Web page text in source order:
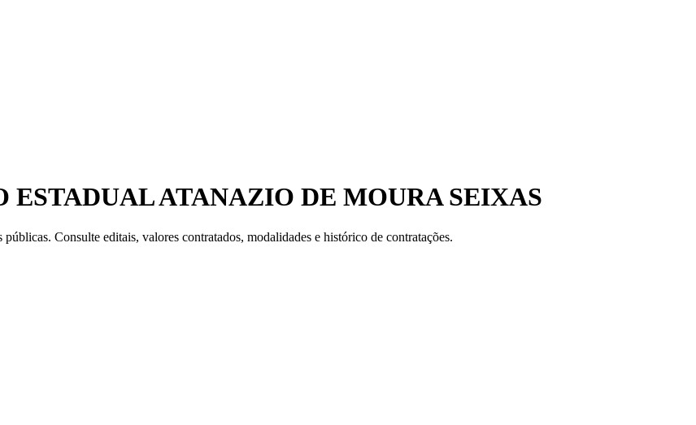
ESTADUAL ATANAZIO DE MOURA SEIXAS
Consulte editais, valores contratados, modalidades e histórico de contratações.